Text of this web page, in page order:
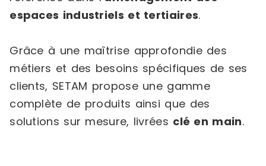
espaces industriels et tertiaires.
Grâce à une maîtrise approfondie des
métiers et des besoins spécifiques de ses
clients, SETAM propose une gamme
complète de produits ainsi que des
solutions sur mesure, livrées clé en main.